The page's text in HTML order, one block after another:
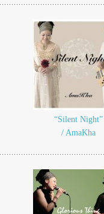
“Silent Night”
/ AmaKha